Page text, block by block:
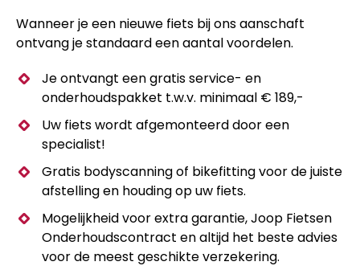
Wanneer je een nieuwe fiets bij ons aanschaft
ontvang je standaard een aantal voordelen.
Je ontvangt een gratis service- en
onderhoudspakket t.w.v. minimaal € 189,-
Uw fiets wordt afgemonteerd door een
specialist!
Gratis bodyscanning of bikefitting voor de juiste
afstelling en houding op uw fiets.
Mogelijkheid voor extra garantie, Joop Fietsen
Onderhoudscontract en altijd het beste advies
voor de meest geschikte verzekering.